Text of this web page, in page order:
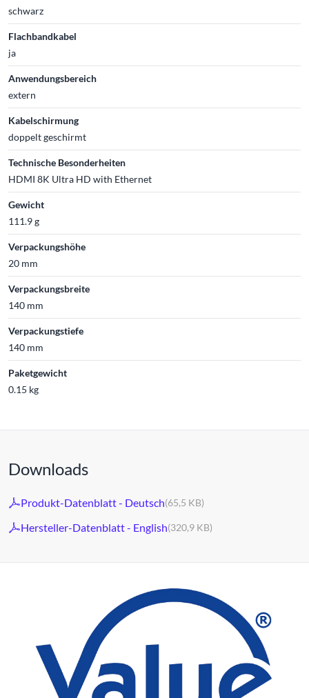
schwarz
Flachbandkabel
ja
Anwendungsbereich
extern
Kabelschirmung
doppelt geschirmt
Technische Besonderheiten
HDMI 8K Ultra HD with Ethernet
Gewicht
111.9 g
Verpackungshöhe
20 mm
Verpackungsbreite
140 mm
Verpackungstiefe
140 mm
Paketgewicht
0.15 kg
Downloads
Produkt-Datenblatt - Deutsch(65,5 KB)
Hersteller-Datenblatt - English(320,9 KB)